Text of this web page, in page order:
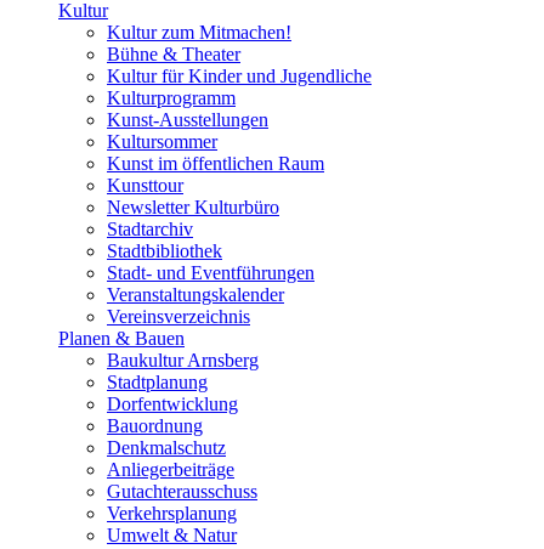
Kultur
Kultur zum Mitmachen!
Bühne & Theater
Kultur für Kinder und Jugendliche
Kulturprogramm
Kunst-Ausstellungen
Kultursommer
Kunst im öffentlichen Raum
Kunsttour
Newsletter Kulturbüro
Stadtarchiv
Stadtbibliothek
Stadt- und Eventführungen
Veranstaltungskalender
Vereinsverzeichnis
Planen & Bauen
Baukultur Arnsberg
Stadtplanung
Dorfentwicklung
Bauordnung
Denkmalschutz
Anliegerbeiträge
Gutachterausschuss
Verkehrsplanung
Umwelt & Natur